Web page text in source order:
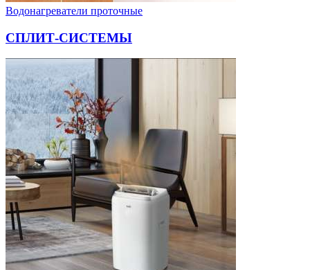
Водонагреватели проточные
СПЛИТ-СИСТЕМЫ